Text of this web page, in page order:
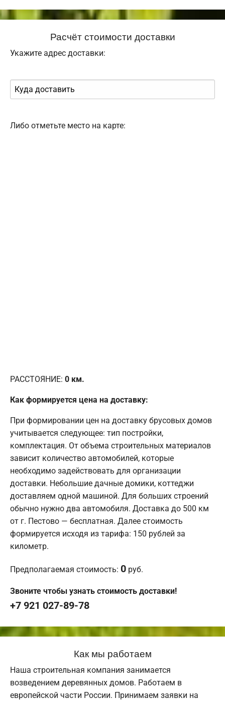
Расчёт стоимости доставки
Укажите адрес доставки:
Либо отметьте место на карте:
РАССТОЯНИЕ: 0 км.
Как формируется цена на доставку:
При формировании цен на доставку брусовых домов
учитывается следующее: тип постройки,
комплектация. От объема строительных материалов
зависит количество автомобилей, которые
необходимо задействовать для организации
доставки. Небольшие дачные домики, коттеджи
доставляем одной машиной. Для больших строений
обычно нужно два автомобиля. Доставка до 500 км
от г. Пестово — бесплатная. Далее стоимость
формируется исходя из тарифа: 150 рублей за
километр.
Предполагаемая стоимость: 0 руб.
Звоните чтобы узнать стоимость доставки!
+7 921 027-89-78
Как мы работаем
Наша строительная компания занимается
возведением деревянных домов. Работаем в
европейской части России. Принимаем заявки на